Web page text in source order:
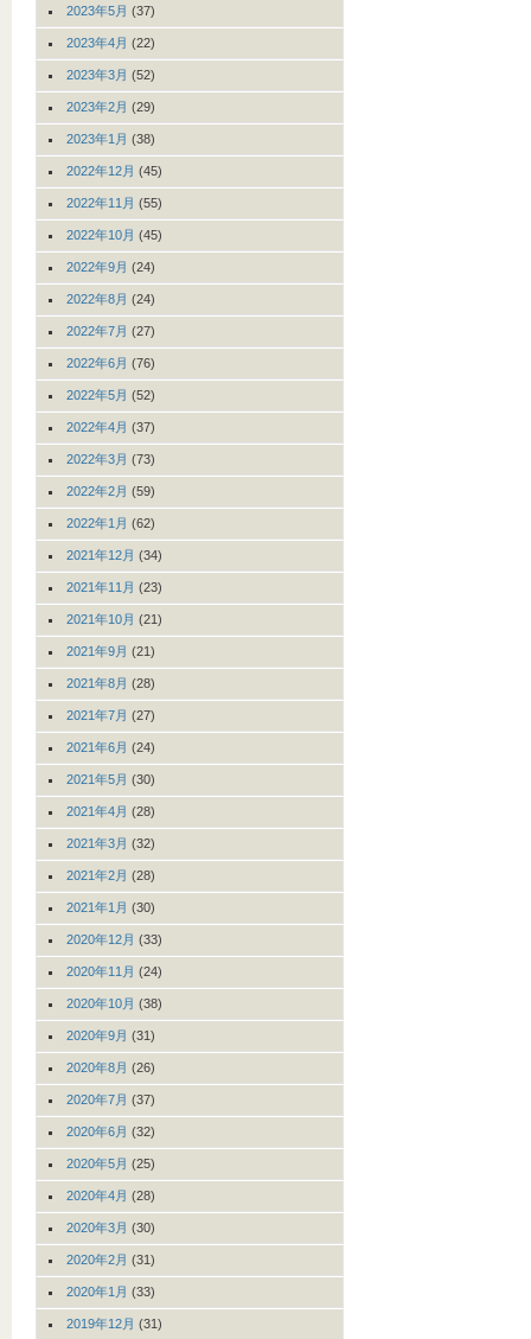
2023年5月 (37)
2023年4月 (22)
2023年3月 (52)
2023年2月 (29)
2023年1月 (38)
2022年12月 (45)
2022年11月 (55)
2022年10月 (45)
2022年9月 (24)
2022年8月 (24)
2022年7月 (27)
2022年6月 (76)
2022年5月 (52)
2022年4月 (37)
2022年3月 (73)
2022年2月 (59)
2022年1月 (62)
2021年12月 (34)
2021年11月 (23)
2021年10月 (21)
2021年9月 (21)
2021年8月 (28)
2021年7月 (27)
2021年6月 (24)
2021年5月 (30)
2021年4月 (28)
2021年3月 (32)
2021年2月 (28)
2021年1月 (30)
2020年12月 (33)
2020年11月 (24)
2020年10月 (38)
2020年9月 (31)
2020年8月 (26)
2020年7月 (37)
2020年6月 (32)
2020年5月 (25)
2020年4月 (28)
2020年3月 (30)
2020年2月 (31)
2020年1月 (33)
2019年12月 (31)